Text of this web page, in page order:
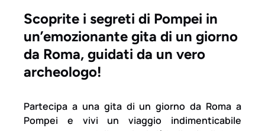
Scoprite i segreti di Pompei in
un’emozionante gita di un giorno
da Roma, guidati da un vero
archeologo!
Partecipa a una gita di un giorno da Roma a
Pompei e vivi un viaggio indimenticabile